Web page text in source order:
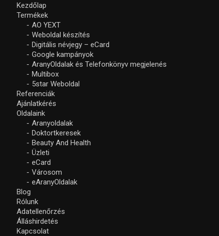
Kezdőlap
Termékek
AO YEXT
Weboldal készítés
Digitális névjegy – eCard
Google kampányok
AranyOldalak és Telefonkönyv megjelenés
Multibox
5star Weboldal
Referenciák
Ajánlatkérés
Oldalaink
Aranyoldalak
Doktortkeresek
Beauty And Health
Üzleti
eCard
Városom
eAranyOldalak
Blog
Rólunk
Adatellenőrzés
Álláshirdetés
Kapcsolat